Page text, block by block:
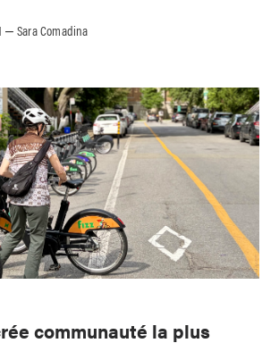
–Sara Comadina
communauté la plus